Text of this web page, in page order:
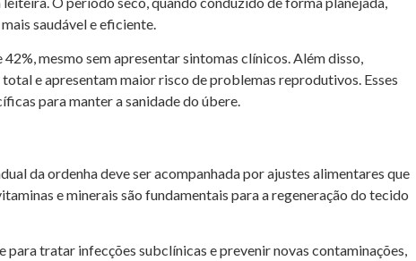
saudável e eficiente.
mesmo sem apresentar sintomas clínicos. Além disso,
e apresentam maior risco de problemas reprodutivos. Esses
para manter a sanidade do úbere.
da ordenha deve ser acompanhada por ajustes alimentares que
e minerais são fundamentais para a regeneração do tecido
tratar infecções subclínicas e prevenir novas contaminações,